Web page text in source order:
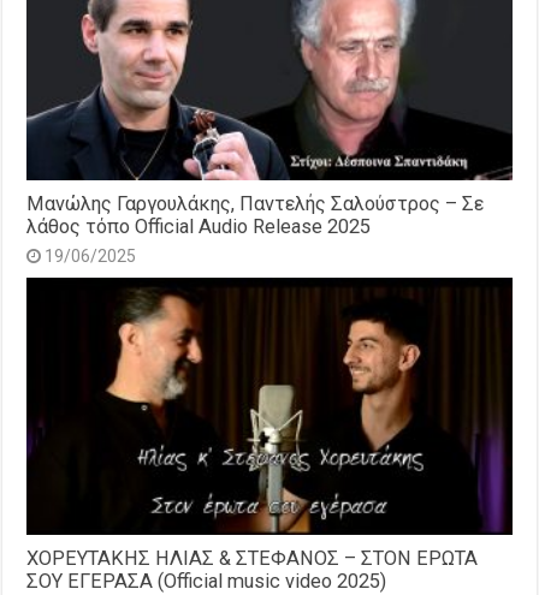
Μανώλης Γαργουλάκης, Παντελής Σαλούστρος – Σε
λάθος τόπο Official Audio Release 2025
19/06/2025
ΧΟΡΕΥΤΑΚΗΣ ΗΛΙΑΣ & ΣΤΕΦΑΝΟΣ – ΣΤΟΝ ΕΡΩΤΑ
ΣΟΥ ΕΓΕΡΑΣΑ (Official music video 2025)